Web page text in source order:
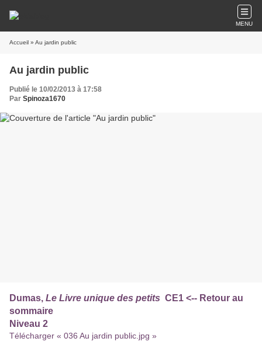
MENU
Accueil » Au jardin public
Au jardin public
Publié le 10/02/2013 à 17:58
Par Spinoza1670
Dumas, Le Livre unique des petits CE1 <-- Retour au
sommaire
Niveau 2
Télécharger « 036 Au jardin public.jpg »